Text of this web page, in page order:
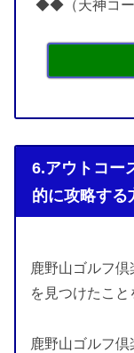
◆◆（天神コー
6.アウトコー
的に攻略する
鹿野山ゴルフ倶
を見つけたこと
鹿野山ゴルフ